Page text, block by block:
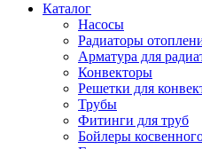
Каталог
Насосы
Радиаторы
Арматура для
Конвекторы
Решетки для
Трубы
Фитинги для труб
Бойлеры